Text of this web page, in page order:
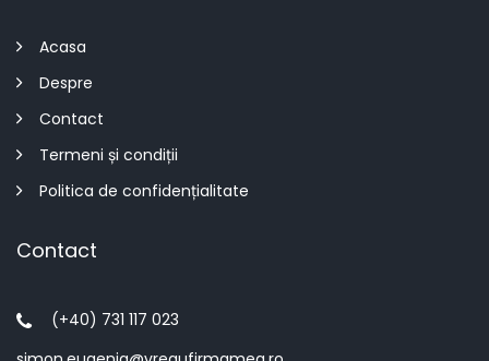
Acasa
Despre
Contact
Termeni și condiții
Politica de confidențialitate
Contact
(+40) 731 117 023